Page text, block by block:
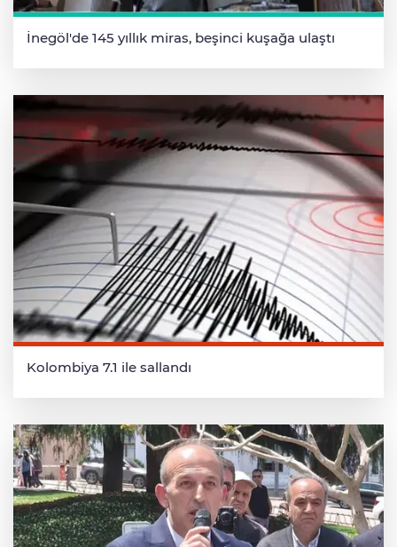
İnegöl'de 145 yıllık miras, beşinci kuşağa ulaştı
Kolombiya 7.1 ile sallandı